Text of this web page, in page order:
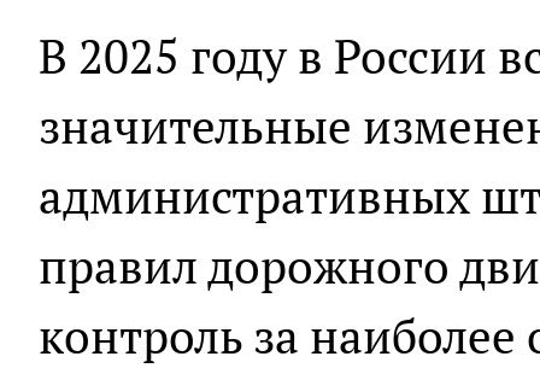
В 2025 году в России
значительные
административных
правил дорожного
контроль за